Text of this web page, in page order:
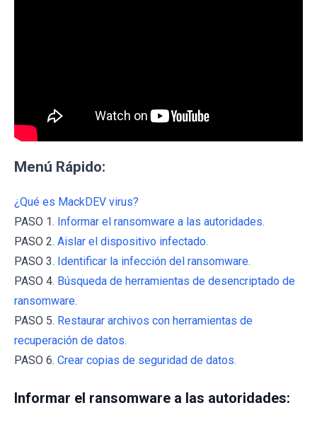
Menú Rápido:
¿Qué es MackDEV virus?
PASO 1. Informar el ransomware a las autoridades.
PASO 2. Aislar el dispositivo infectado.
PASO 3. Identificar la infección del ransomware.
PASO 4. Búsqueda de herramientas de desencriptado de
ransomware.
PASO 5. Restaurar archivos con herramientas de
recuperación de datos.
PASO 6. Crear copias de seguridad de datos.
Informar el ransomware a las autoridades: